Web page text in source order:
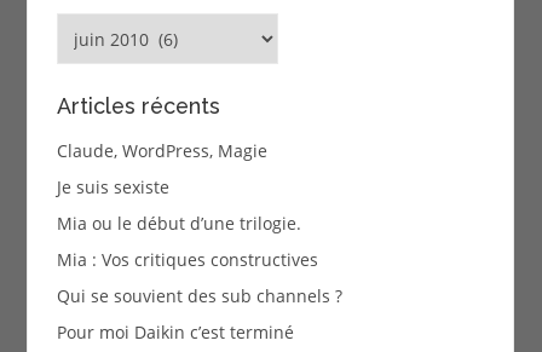
Articles récents
Claude, WordPress, Magie
Je suis sexiste
Mia ou le début d’une trilogie.
Mia : Vos critiques constructives
Qui se souvient des sub channels ?
Pour moi Daikin c’est terminé